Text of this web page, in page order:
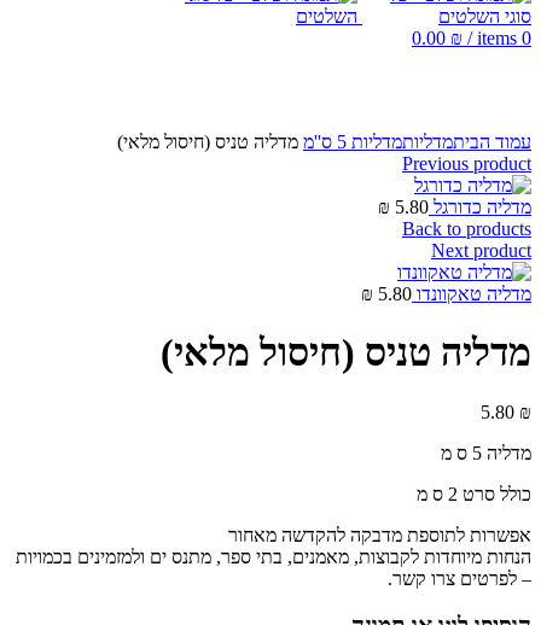
0
items
/
0.00 ₪
עמוד הביתמדליותמדליות 5 ס''מ
מדליה טניס (חיסול מלאי)
Previous product
מדליה כדורגל 5.80
₪
Back to products
Next product
מדליה טאקוונדו 5.80
₪
מדליה טניס (חיסול מלאי)
5.80 ₪
מדליה 5 ס מ
כולל סרט 2 ס מ
אפשרות לתוספת מדבקה להקדשה מאחור
הנחות מיוחדות לקבוצות, מאמנים, בתי ספר, מתנס ים ולמזמינים בכמויות
– לפרטים צרו קשר.